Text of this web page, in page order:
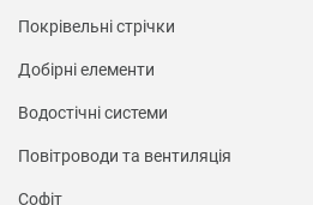
Покрівельні стрічки
Добірні елементи
Водостічні системи
Повітроводи та вентиляція
Софіт